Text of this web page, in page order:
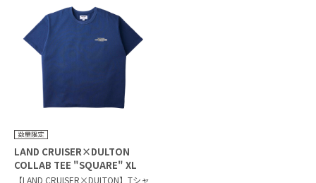
LAND CRUISER×DULTON
COLLAB TEE "SQUARE" XL
NAVY
【LAND CRUISER×DULTON】Tシャ